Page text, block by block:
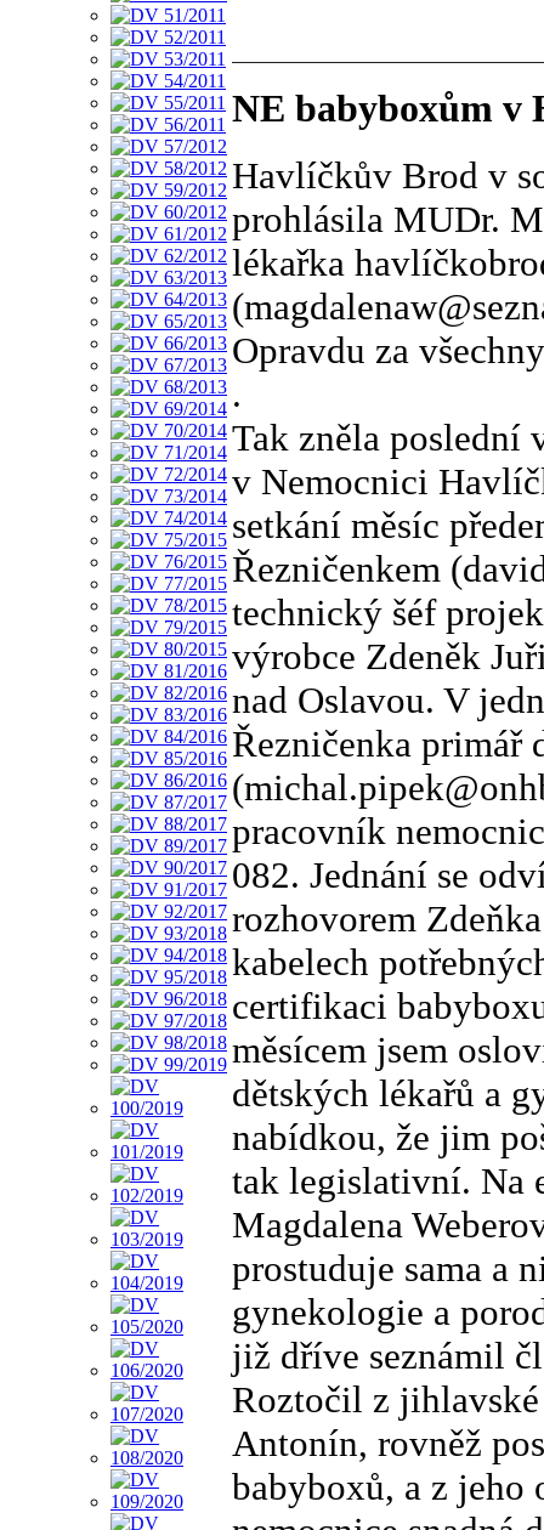
NE babyboxům v
Havlíčkův Brod v
prohlásila MUDr.
lékařka
Opravdu za
.
Tak zněla poslední
v Nemocnici
setkání měsíc
Řezničenkem
technický šéf
výrobce Zdeněk
nad Oslavou. V
Řezničenka primář
pracovník
082. Jednání se
rozhovorem
kabelech
certifikaci
měsícem jsem
dětských lékařů a
nabídkou, že jim
tak legislativní. Na
Magdalena
prostuduje sama a
gynekologie a
již dříve seznámil
Roztočil z jihlavské
Antonín, rovněž
babyboxů, a z jeho